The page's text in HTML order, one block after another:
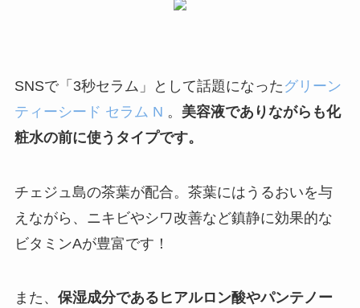
SNSで「3秒セラム」として話題になった グリーン
ティーシード セラム N 。 美容液でありながらも化
粧水の前に使うタイプです。
チェジュ島の茶葉が配合。茶葉には うるおいを与
えながら、ニキビやシワ改善など鎮静に効果的な
ビタミンAが豊富です！
また、 保湿成分であるヒアルロン酸やパンテノー